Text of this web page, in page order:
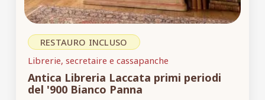
RESTAURO INCLUSO
Librerie, secretaire e cassapanche
Antica Libreria Laccata primi periodi
del '900 Bianco Panna